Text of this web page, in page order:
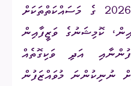
ޚިޔާލު ހޯދުމުގެ ޢާންމު ވޯޓު 2026 ގެ މަސައްކަތްތަކަށް
ކޮމިޝަނުގެ ވަޒީފާއިން
އަދި ވަކިގޮތެއް
ނުނިކުންނަ މުވައްޒަފުން